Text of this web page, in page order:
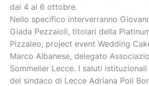
dal 4 al 6 ottobre.
Nello specifico interverranno
Giada Pezzaioli, titolari della
Pizzaleo, project event Wedding
Marco Albanese, delegato
Sommelier Lecce. I saluti
del sindaco di Lecce Adriana Poli